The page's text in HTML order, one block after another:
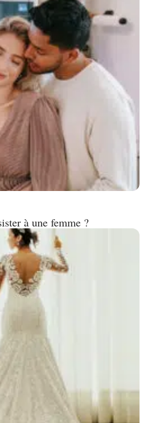
à une femme ?